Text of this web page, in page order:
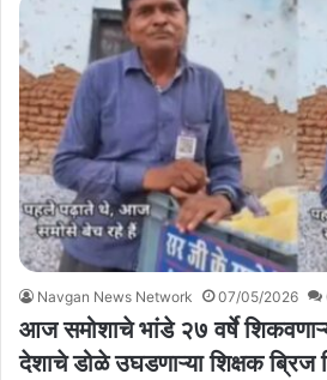
Navgan News Network 07/05/2026
आज समोशाचे भांडे २७ वर्षे
देशाचे डोळे उघडणाऱ्या शिक्षक ब्रिज